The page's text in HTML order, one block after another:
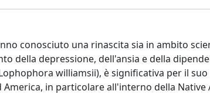
conosciuto una rinascita sia in ambito
della depressione, dell'ansia e della
williamsii), è significativa per il
in particolare all'interno della Native